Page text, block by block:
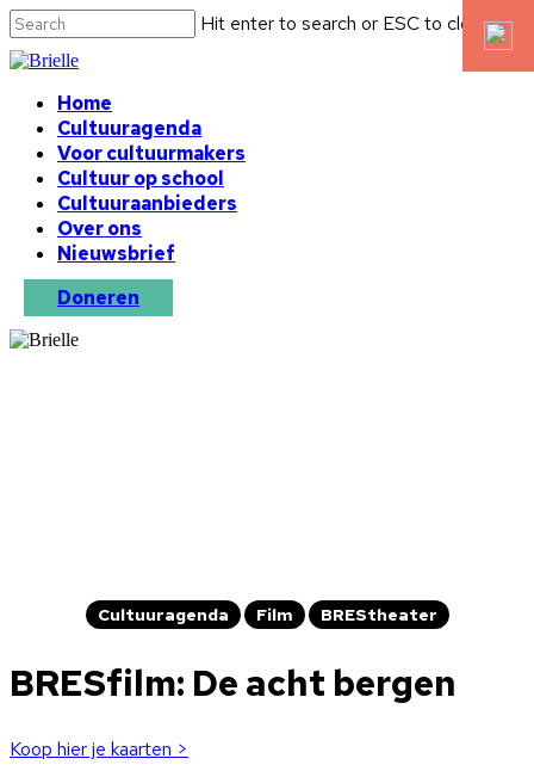
Hit enter to search or ESC to close
Home
Cultuuragenda
Voor cultuurmakers
Cultuur op school
Cultuuraanbieders
Over ons
Nieuwsbrief
Doneren
Cultuuragenda Film BREStheater
BRESfilm: De acht bergen
Koop hier je kaarten >